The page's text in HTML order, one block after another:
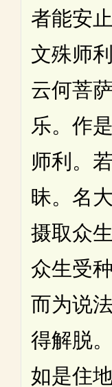
者能安
文殊师
云何菩
乐。作
师利。
昧。名
摄取众
众生受
而为说
得解脱
如是住